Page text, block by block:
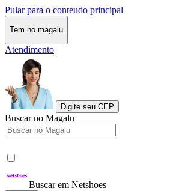
Pular para o conteudo principal
Tem no magalu
Atendimento
Digite seu CEP
Buscar no Magalu
Buscar em Netshoes